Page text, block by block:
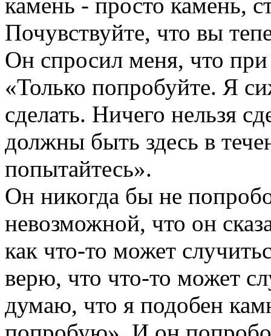
Почувствуйте, что вы
Он спросил меня, что при
«Только попробуйте. Я
сделать. Ничего нельзя
должны быть здесь в
попытайтесь».
Он никогда бы не
невозможной, что он
как что-то может
верю, что что-то может
думаю, что я подобен